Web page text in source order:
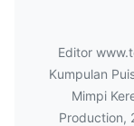
Editor
Kumpulan
Mimpi
Production,